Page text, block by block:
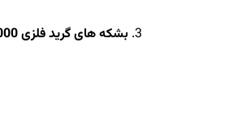
3. بشکه های گرید فلزی PLD-9000 و POT-9000 (بشکه نسل جدید پناد پلاستیک)